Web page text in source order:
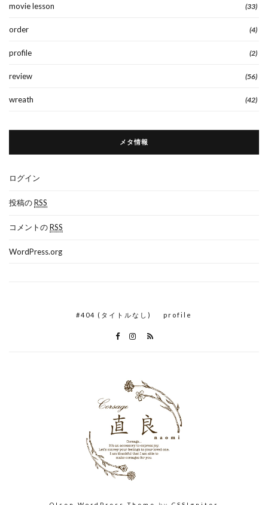
movie lesson (33)
order (4)
profile (2)
review (56)
wreath (42)
メタ情報
ログイン
投稿のRSS
コメントのRSS
WordPress.org
#404 (タイトルなし) profile